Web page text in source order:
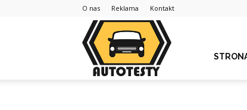
O nas Reklama Kontakt